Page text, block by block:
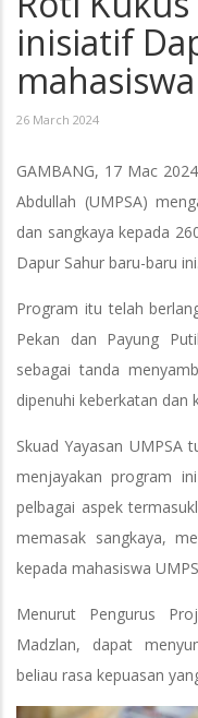
inisiatif
26 March 2024
GAMBANG, 17 Mac
Abdullah (UMPSA)
dan sangkaya kepada
Dapur Sahur baru-baru ini.
Program itu telah
Pekan dan Payung
sebagai tanda
dipenuhi keberkatan dan
Skuad Yayasan UMPSA
menjayakan program
pelbagai aspek
memasak sangkaya,
kepada mahasiswa
Menurut Pengurus
Madzlan, dapat
beliau rasa kepuasan